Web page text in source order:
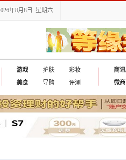
年8月8日 星期六
游戏 护肤
彩妆
美食
导购 评测
商讯
微商